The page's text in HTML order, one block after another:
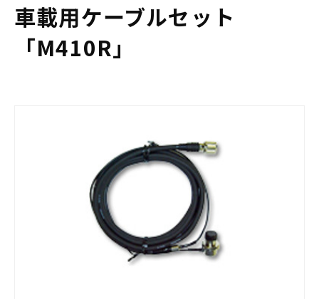
車載用ケーブルセット
「M410R」